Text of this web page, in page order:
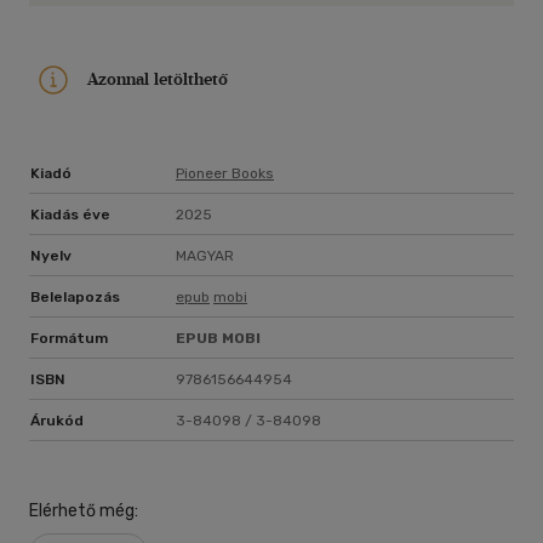
Azonnal letölthető
Kiadó Pioneer Books
Kiadás éve 2025
Nyelv MAGYAR
Belelapozás epub mobi
Formátum EPUB MOBI
ISBN 9786156644954
Árukód 3-84098 / 3-84098
Elérhető még: